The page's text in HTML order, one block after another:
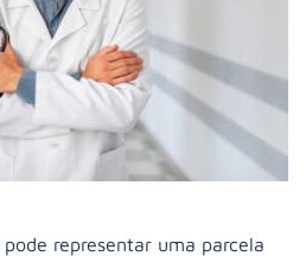
pode representar uma parcela